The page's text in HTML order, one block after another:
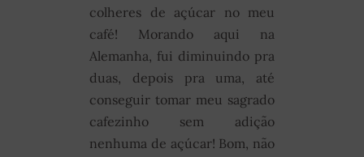
colheres de açúcar no meu
café! Morando aqui na
Alemanha, fui diminuindo pra
duas, depois pra uma, até
conseguir tomar meu sagrado
cafezinho sem adição
nenhuma de açúcar! Bom, não